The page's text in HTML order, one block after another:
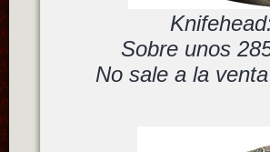
Sobre unos
No sale a la